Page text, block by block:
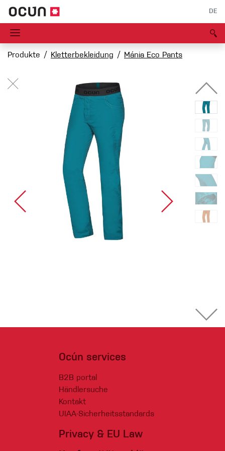
DE
Produkte Kletterbekleidung Mánia Eco Pants
Ocún services
B2B portal
Händlersuche
Kontakt
UIAA-Sicherheitsstandards
Privacy & EU Law